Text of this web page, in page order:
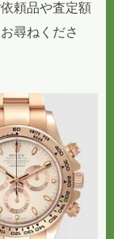
頼品や査定額
尋ねくださ